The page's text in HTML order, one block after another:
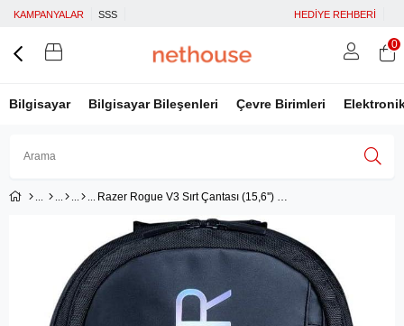
KAMPANYALAR SSS HEDİYE REHBERİ
Bilgisayar Bilgisayar Bileşenleri Çevre Birimleri
Üye Ol Facebook İle Bağlan
Google İle Bağlan
0
Razer Rogue V3 Sırt Çantası (15,6'') ‎RC81-03640116-0000